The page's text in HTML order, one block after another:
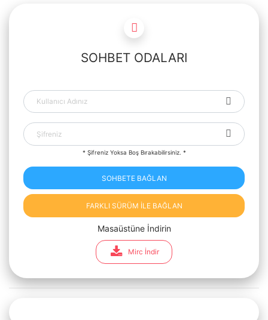
SOHBET ODALARI
* Şifreniz Yoksa Boş Bırakabilirsiniz. *
SOHBETE BAĞLAN
FARKLI SÜRÜM İLE BAĞLAN
Masaüstüne İndirin
Mirc İndir